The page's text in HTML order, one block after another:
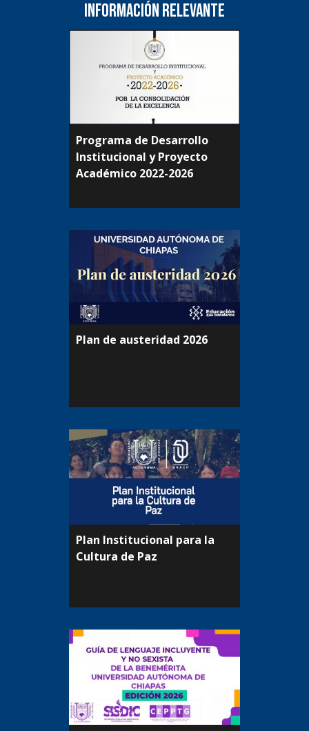
Información relevante
Programa de Desarrollo
Institucional y Proyecto
Académico 2022-2026
Plan de austeridad 2026
Plan Institucional para la
Cultura de Paz